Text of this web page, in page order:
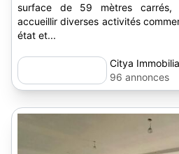
surface de 59 mètres carrés,
accueillir diverses activités
état et...
Citya Immobilia
96 annonces